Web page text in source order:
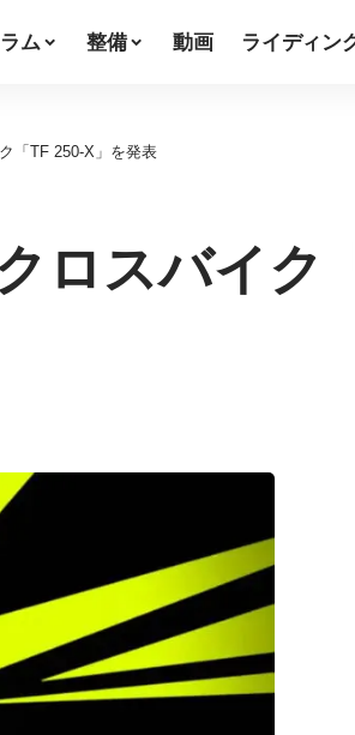
ム 整備 動画 ライディン
「TF 250-X」を発表
ロスバイク